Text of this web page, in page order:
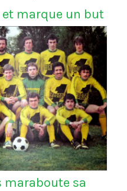
et marque un but
maraboute sa